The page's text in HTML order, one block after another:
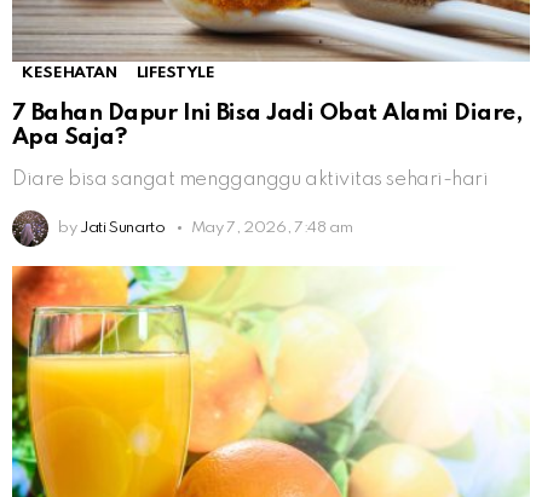
KESEHATAN LIFESTYLE
7 Bahan Dapur Ini Bisa Jadi Obat Alami Diare,
Apa Saja?
Diare bisa sangat mengganggu aktivitas sehari-hari
by Jati Sunarto May 7, 2026, 7:48 am